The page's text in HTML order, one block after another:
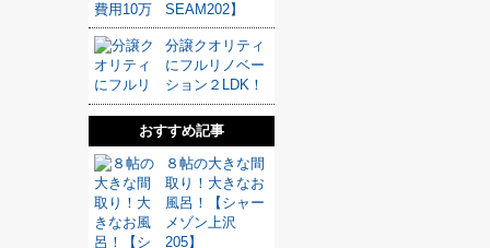
SEAM202】
分譲クオリティ
にフルリノベー
ション２LDK！
おすすめ記事
８帖の大きな間
取り！大きなお
風呂！【シャー
メゾン上沢
205】